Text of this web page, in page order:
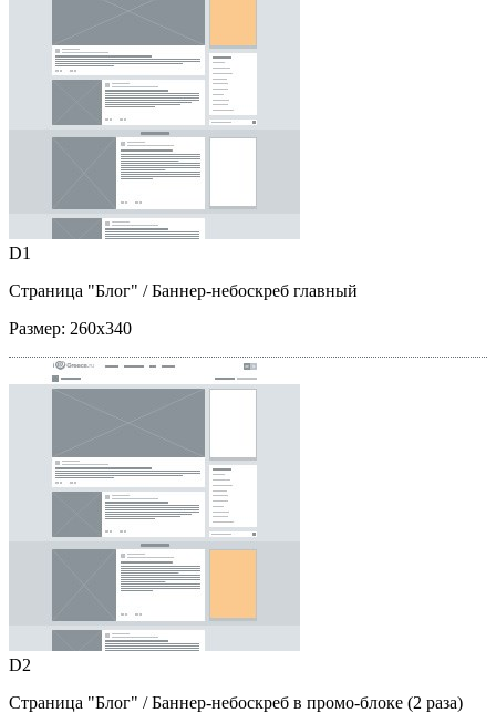
D1
Страница "Блог" / Баннер-небоскреб главный
Размер: 260x340
D2
Страница "Блог" / Баннер-небоскреб в промо-блоке (2 раза)